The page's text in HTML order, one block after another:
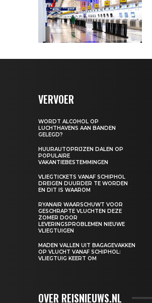
VERVOER
WORDT ALCOHOL OP
LUCHTHAVENS AAN BANDEN
GELEGD?
HUURAUTOPRIJZEN DALEN OP
POPULAIRE
VAKANTIEBESTEMMINGEN
VLIEGTICKETS VANAF SCHIPHOL
DREIGEN DUURDER TE WORDEN
EN DIT IS WAAROM
RYANAIR WAARSCHUWT VOOR
GESCHRAPTE VLUCHTEN DEZE
ZOMER DOOR
LEVERINGSPROBLEMEN NIEUWE
VLIEGTUIGEN
MADEN VALLEN UIT BAGAGEVAKKEN
OP VLUCHT VANAF SCHIPHOL:
VLIEGTUIG KEERT OM
OVER REISNIEUWS.NL